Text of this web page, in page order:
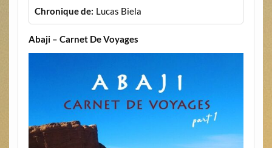
Chronique de: Lucas Biela
Abaji – Carnet De Voyages